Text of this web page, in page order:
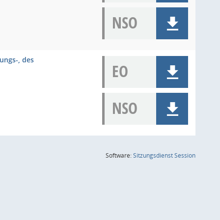
NSO
, des
EO
NSO
Software:SitzungsdienstSession(Wird in